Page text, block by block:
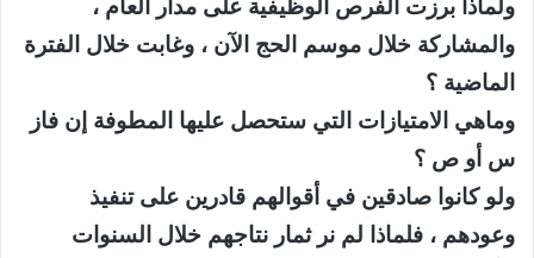
ولماذا برزت الفرص الوظيفية على مدار العام ،
والمشاركة خلال موسم الحج الآن ، وغابت خلال الفترة
الماضية ؟
وماهي الامتيازات التي ستحصل عليها المطوفة إن فاز
س أو ص ؟
ولو كانوا صادقين في أقوالهم قادرين على تنفيذ
وعودهم ، فلماذا لم نر ثمار نتاجهم خلال السنوات